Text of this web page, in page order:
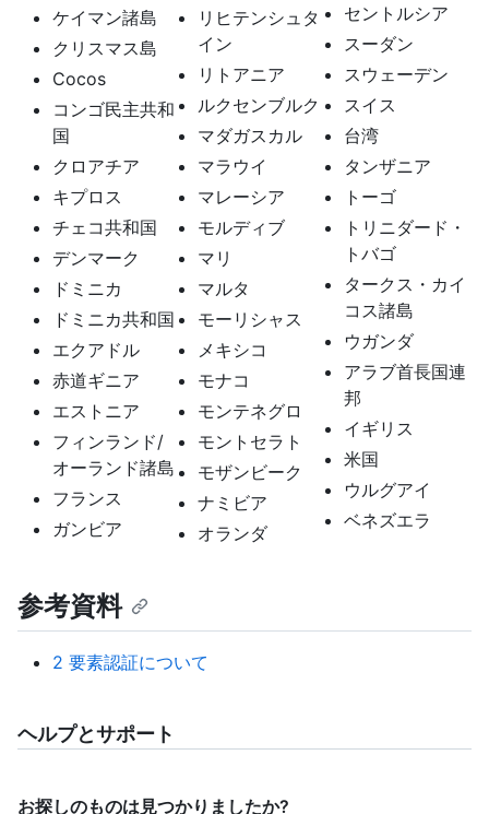
ケイマン諸島
クリスマス島
Cocos
コンゴ民主共和
国
クロアチア
キプロス
チェコ共和国
デンマーク
ドミニカ
ドミニカ共和国
エクアドル
赤道ギニア
エストニア
フィンランド/
オーランド諸島
フランス
ガンビア
リヒテンシュタ
イン
リトアニア
ルクセンブルク
マダガスカル
マラウイ
マレーシア
モルディブ
マリ
マルタ
モーリシャス
メキシコ
モナコ
モンテネグロ
モントセラト
モザンビーク
ナミビア
オランダ
セントルシア
スーダン
スウェーデン
スイス
台湾
タンザニア
トーゴ
トリニダード・
トバゴ
タークス・カイ
コス諸島
ウガンダ
アラブ首長国連
邦
イギリス
米国
ウルグアイ
ベネズエラ
参考資料
2 要素認証について
ヘルプとサポート
お探しのものは見つかりましたか?